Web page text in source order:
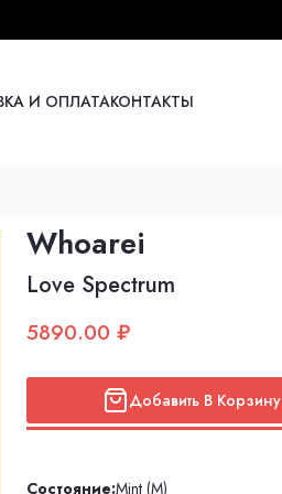
И ОПЛАТАКОНТАКТЫ
Whoarei
Love Spectrum
5890.00 ₽
Добавить В Корзину
Состояние:Mint (M)